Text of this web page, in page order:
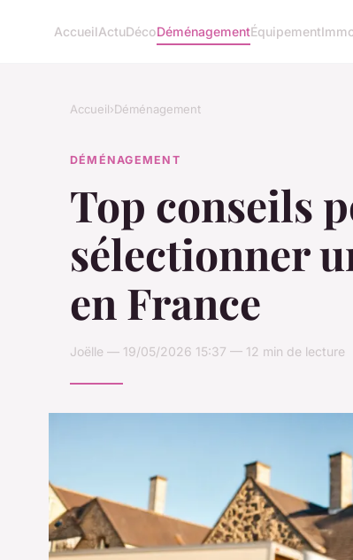
AccueilActuDécoDéménagementÉquipement
Accueil›Déménagement
DÉMÉNAGEMENT
Top conseils
sélectionner
en France
Joëlle — 19/05/2026 15:37 — 12 min de lecture